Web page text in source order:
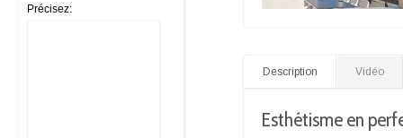
Description Vidéo
Esthétisme en
Précisez: